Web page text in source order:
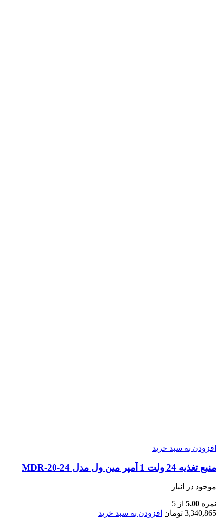
افزودن به سبد خرید
منبع تغذیه 24 ولت 1 آمپر مین ول مدل MDR-20-24
موجود در انبار
نمره 5.00 از 5
3,340,865 تومان افزودن به سبد خرید